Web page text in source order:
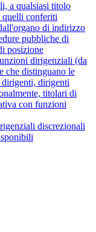
a qualsiasi titolo
conferiti
di indirizzo
pubbliche di
posizione
dirigenziali (da
che distinguano le
dirigenti, dirigenti
titolari di
con funzioni
discrezionali